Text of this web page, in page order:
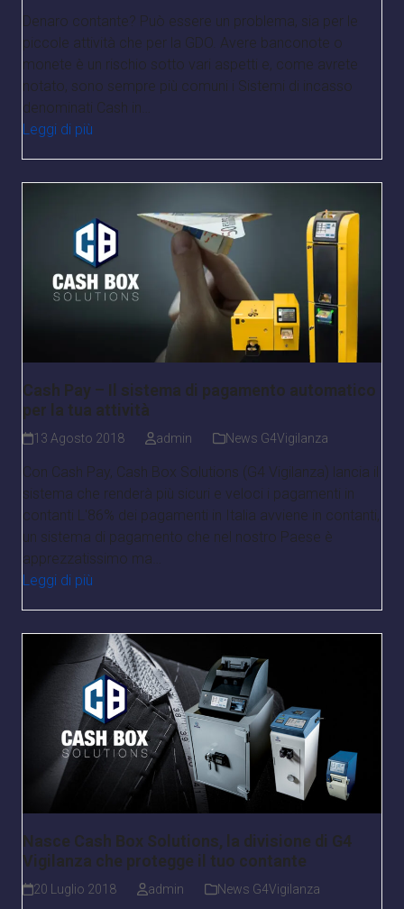
Denaro contante? Può essere un problema, sia per le
piccole attività che per la GDO. Avere banconote o
monete è un rischio sotto vari aspetti e, come avrete
notato, sono sempre più comuni i Sistemi di incasso
denominati Cash in…
Leggi di più
Cash Pay – Il sistema di pagamento automatico
per la tua attività
13 Agosto 2018 admin News G4Vigilanza
Con Cash Pay, Cash Box Solutions (G4 Vigilanza) lancia il
sistema che renderà più sicuri e veloci i pagamenti in
contanti L'86% dei pagamenti in Italia avviene in contanti,
un sistema di pagamento che nel nostro Paese è
apprezzatissimo ma…
Leggi di più
Nasce Cash Box Solutions, la divisione di G4
Vigilanza che protegge il tuo contante
20 Luglio 2018 admin News G4Vigilanza